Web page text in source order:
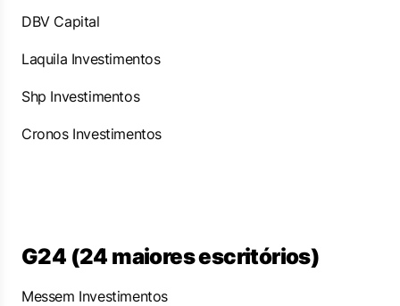
DBV Capital
Laquila Investimentos
Shp Investimentos
Cronos Investimentos
G24 (24 maiores escritórios)
Messem Investimentos